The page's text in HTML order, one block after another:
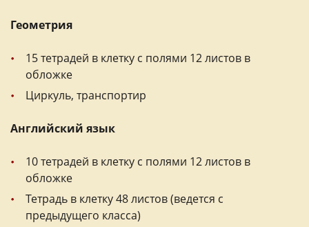
Геометрия
15 тетрадей в клетку с полями 12 листов в
обложке
Циркуль, транспортир
Английский язык
10 тетрадей в клетку с полями 12 листов в
обложке
Тетрадь в клетку 48 листов (ведется с
предыдущего класса)